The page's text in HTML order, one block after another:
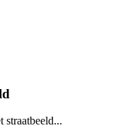
straatbeeld...